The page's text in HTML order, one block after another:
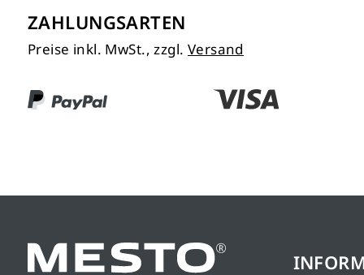
ZAHLUNGSARTEN
Preise inkl. MwSt., zzgl. Versand